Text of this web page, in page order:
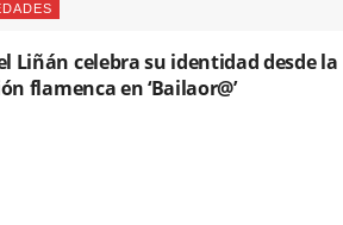
Liñán celebra su identidad desde la
flamenca en ‘Bailaor@’